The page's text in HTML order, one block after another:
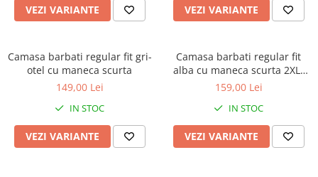
VEZI VARIANTE VEZI VARIANTE
Camasa barbati regular fit gri-
otel cu maneca scurta
149,00 Lei
IN STOC
VEZI VARIANTE
Camasa barbati regular fit
alba cu maneca scurta 2XL-
4XL
159,00 Lei
IN STOC
VEZI VARIANTE